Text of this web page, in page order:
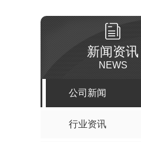
新闻资讯
NEWS
公司新闻
行业资讯